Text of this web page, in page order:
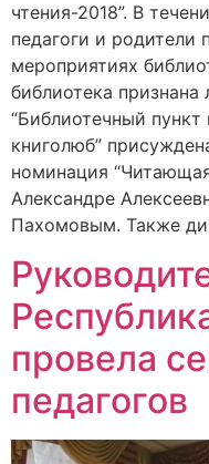
чтения-2018”. В
педагоги и родители
мероприятиях
библиотека
“Библиотечный
книголюб”
номинация
Александре
Пахомовым. Также
провела
педагогов